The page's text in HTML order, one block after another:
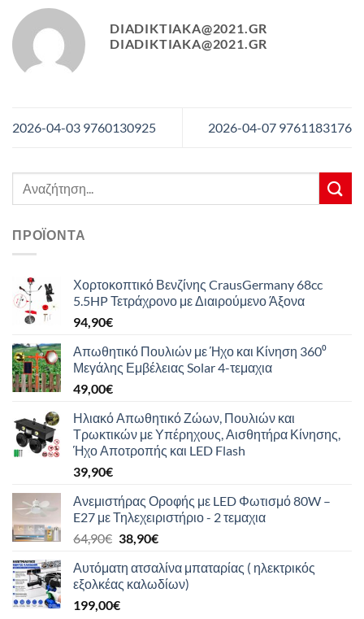
DIADIKTIAKA@2021.GR
DIADIKTIAKA@2021.GR
2026-04-03 9760130925 2026-04-07 9761183176
Αναζήτηση
ΠΡΟΪΌΝΤΑ
Χορτοκοπτικό Βενζίνης CrausGermany 68cc
5.5HP Τετράχρονο με Διαιρούμενο Άξονα
94,90€
Απωθητικό Πουλιών με Ήχο και Κίνηση 360⁰
Μεγάλης Εμβέλειας Solar 4-τεμαχια
49,00€
Ηλιακό Απωθητικό Ζώων, Πουλιών και
Τρωκτικών με Υπέρηχους, Αισθητήρα Κίνησης,
Ήχο Αποτροπής και LED Flash
39,90€
Ανεμιστήρας Οροφής με LED Φωτισμό 80W –
E27 με Τηλεχειριστήριο - 2 τεμαχια
64,90€ Original
was:
64,90€.
38,90€Η
τιμή
είναι:
Αυτόματη ατσαλίνα μπαταρίας ( ηλεκτρικός
εξολκέας καλωδίων)
199,00€